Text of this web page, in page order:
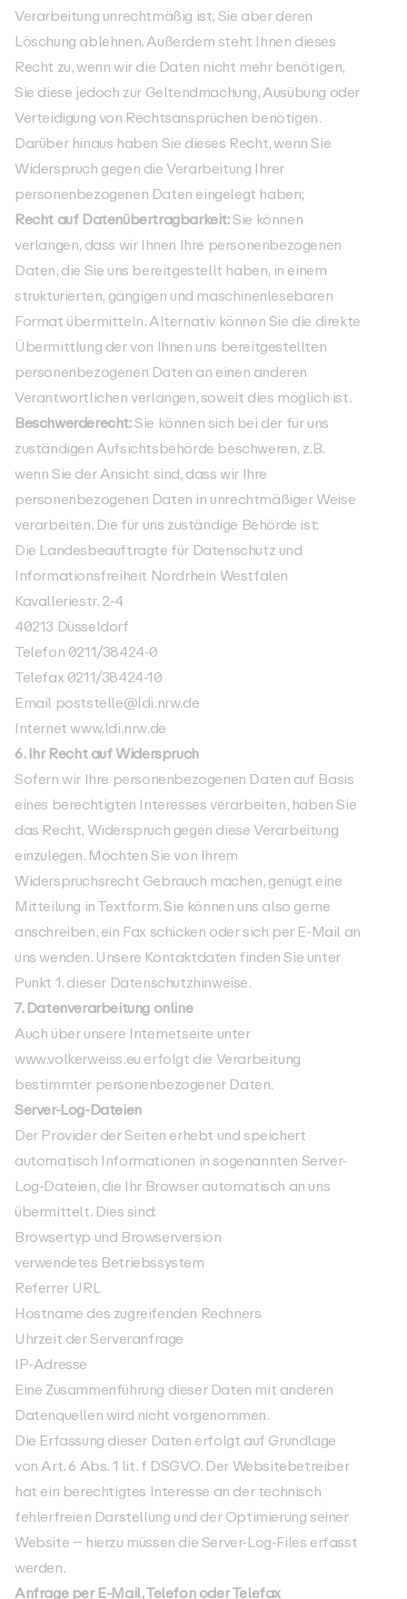
Verarbeitung unrechtmäßig ist, Sie aber deren
Löschung ablehnen. Außerdem steht Ihnen dieses
Recht zu, wenn wir die Daten nicht mehr benötigen,
Sie diese jedoch zur Geltendmachung, Ausübung oder
Verteidigung von Rechtsansprüchen benötigen.
Darüber hinaus haben Sie dieses Recht, wenn Sie
Widerspruch gegen die Verarbeitung Ihrer
personenbezogenen Daten eingelegt haben;
Recht auf Datenübertragbarkeit:Sie können
verlangen, dass wir Ihnen Ihre personenbezogenen
Daten, die Sie uns bereitgestellt haben, in einem
strukturierten, gängigen und maschinenlesebaren
Format übermitteln. Alternativ können Sie die direkte
Übermittlung der von Ihnen uns bereitgestellten
personenbezogenen Daten an einen anderen
Verantwortlichen verlangen, soweit dies möglich ist.
Beschwerderecht:Sie können sich bei der für uns
zuständigen Aufsichtsbehörde beschweren, z.B.
wenn Sie der Ansicht sind, dass wir Ihre
personenbezogenen Daten in unrechtmäßiger Weise
verarbeiten. Die für uns zuständige Behörde ist:
Die Landesbeauftragte für Datenschutz und
Informationsfreiheit Nordrhein Westfalen
Kavalleriestr. 2-4
40213 Düsseldorf
Telefon 0211/38424-0
Telefax 0211/38424-10
Email poststelle@ldi.nrw.de
Internet www.ldi.nrw.de
6. Ihr Recht auf Widerspruch
Sofern wir Ihre personenbezogenen Daten auf Basis
eines berechtigten Interesses verarbeiten, haben Sie
das Recht, Widerspruch gegen diese Verarbeitung
einzulegen. Möchten Sie von Ihrem
Widerspruchsrecht Gebrauch machen, genügt eine
Mitteilung in Textform. Sie können uns also gerne
anschreiben, ein Fax schicken oder sich per E-Mail an
uns wenden. Unsere Kontaktdaten finden Sie unter
Punkt 1. dieser Datenschutzhinweise.
7. Datenverarbeitung online
Auch über unsere Internetseite unter
www.volkerweiss.eu erfolgt die Verarbeitung
bestimmter personenbezogener Daten.
Server-Log-Dateien
Der Provider der Seiten erhebt und speichert
automatisch Informationen in sogenannten Server-
Log-Dateien, die Ihr Browser automatisch an uns
übermittelt. Dies sind:
Browsertyp und Browserversion
verwendetes Betriebssystem
Referrer URL
Hostname des zugreifenden Rechners
Uhrzeit der Serveranfrage
IP-Adresse
Eine Zusammenführung dieser Daten mit anderen
Datenquellen wird nicht vorgenommen.
Die Erfassung dieser Daten erfolgt auf Grundlage
von Art. 6 Abs. 1 lit. f DSGVO. Der Websitebetreiber
hat ein berechtigtes Interesse an der technisch
fehlerfreien Darstellung und der Optimierung seiner
Website – hierzu müssen die Server-Log-Files erfasst
werden.
Anfrage per E-Mail, Telefon oder Telefax